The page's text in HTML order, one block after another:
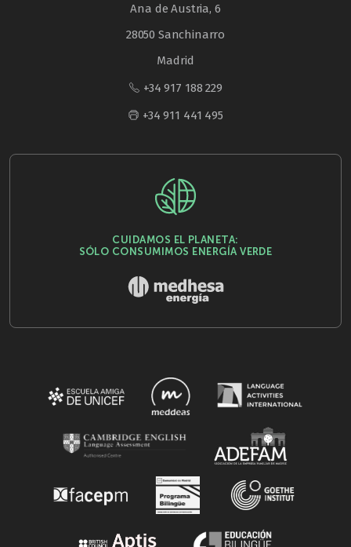
Ana de Austria, 6
28050 Sanchinarro
Madrid
+34 917 188 229
+34 911 441 495
CUIDAMOS EL PLANETA:
SÓLO CONSUMIMOS ENERGÍA VERDE